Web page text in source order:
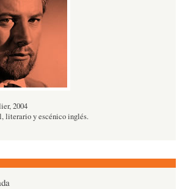
2004
literario y escénico inglés.